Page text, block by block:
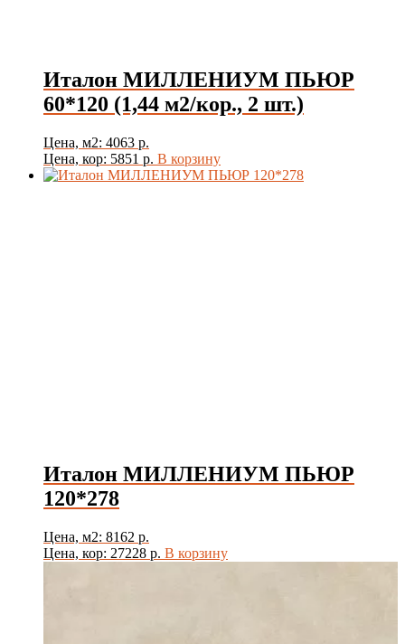
Италон МИЛЛЕНИУМ ПЬЮР
60*120 (1,44 м2/кор., 2 шт.)
Цена, м2: 4063 р.
Цена, кор: 5851 р. В корзину
Италон МИЛЛЕНИУМ ПЬЮР
120*278
Цена, м2: 8162 р.
Цена, кор: 27228 р. В корзину